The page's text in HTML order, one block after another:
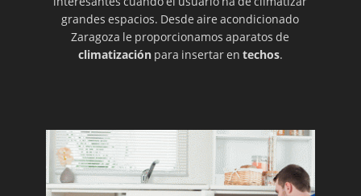
acondicionado
Conductos a medida para su aire
acondicionado
acondicionado
Venta de limpiadores de aire acondicionado
Expertos en la reparación de su aire
grandes espacios. Desde aire acondicionado
Zaragoza le proporcionamos aparatos de
climatizaciónpara insertar en techos.